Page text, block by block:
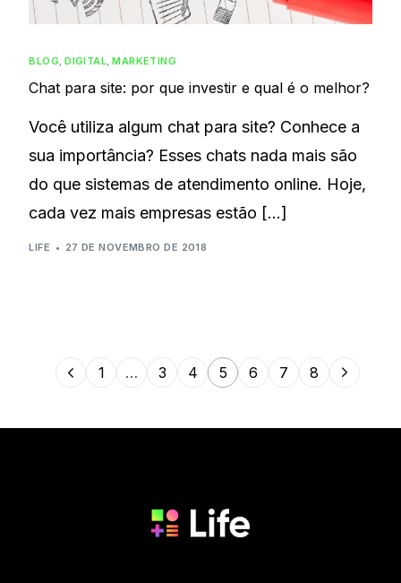
BLOG,DIGITAL,MARKETING
Chat para site: por que investir e qual é o melhor?
Você utiliza algum chat para site? Conhece a
sua importância? Esses chats nada mais são
do que sistemas de atendimento online. Hoje,
cada vez mais empresas estão […]
LIFE 27 DE NOVEMBRO DE 2018
1 … 3 4 5 6 7 8